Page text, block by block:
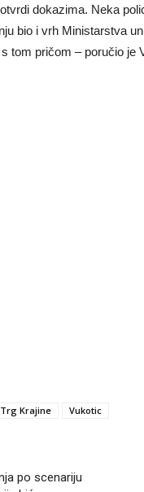
dokazima. Neka
bio i vrh Ministarstva
tom pričom – poručio je
Trg Krajine Vukotic
po scenariju